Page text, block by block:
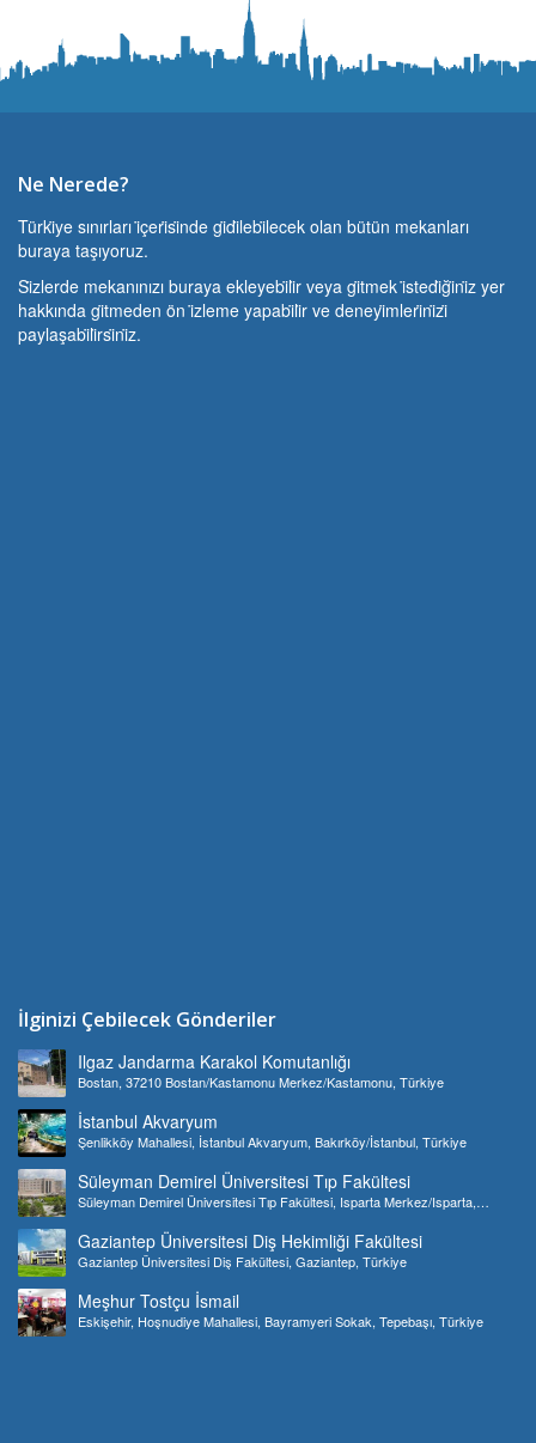
Ne Nerede?
Türki̇ye sınırları i̇çeri̇si̇nde gi̇di̇lebi̇lecek olan bütün mekanları
buraya taşıyoruz.
Si̇zlerde mekanınızı buraya ekleyebi̇li̇r veya gi̇tmek i̇stedi̇ği̇ni̇z yer
hakkında gi̇tmeden ön i̇zleme yapabi̇li̇r ve deneyi̇mleri̇ni̇zi̇
paylaşabi̇li̇rsi̇ni̇z.
İlginizi Çebilecek Gönderiler
Ilgaz Jandarma Karakol Komutanlığı
Bostan, 37210 Bostan/Kastamonu Merkez/Kastamonu, Türkiye
İstanbul Akvaryum
Şenlikköy Mahallesi, İstanbul Akvaryum, Bakırköy/İstanbul, Türkiye
Süleyman Demirel Üniversitesi Tıp Fakültesi
Süleyman Demirel Üniversitesi Tıp Fakültesi, Isparta Merkez/Isparta,
Gaziantep Üniversitesi Diş Hekimliği Fakültesi
Gaziantep Üniversitesi Diş Fakültesi, Gaziantep, Türkiye
Meşhur Tostçu İsmail
Eskişehir, Hoşnudiye Mahallesi, Bayramyeri Sokak, Tepebaşı, Türkiye